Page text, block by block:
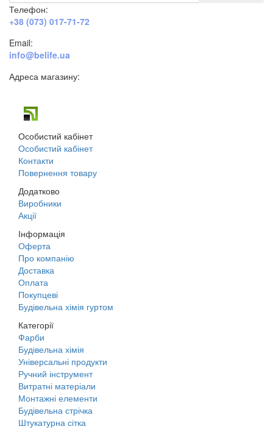
Телефон:
+38 (073) 017-71-72
Email:
info@belife.ua
Адреса магазину:
Особистий кабінет
Особистий кабінет
Контакти
Повернення товару
Додатково
Виробники
Акції
Інформація
Оферта
Про компанію
Доставка
Оплата
Покупцеві
Будівельна хімія гуртом
Категорії
Фарби
Будівельна хімія
Універсальні продукти
Ручний інструмент
Витратні матеріали
Монтажні елементи
Будівельна стрічка
Штукатурна сітка